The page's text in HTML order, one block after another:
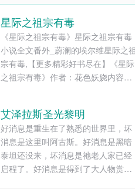
星际之祖宗有毒
《星际之祖宗有毒》星际之祖宗有毒
小说全文番外_蔚澜的埃尔维星际之祖
宗有毒,【更多精彩好书尽在】《星际
之祖宗有毒》作者：花色妖娆内容简
有毒全文阅读拥有诡异记忆和传承功
法的伪萝莉，重生于大星际时代5047
年的废物处理星。所谓废物处理星便
是定期玩自焚的垃圾处理站。不想被
顺道系统格式化，那么……努力逃亡
艾泽拉斯圣光黎明
好消息是重生在了熟悉的世界里，坏
消息是这里叫阿古斯。好消息是黑暗
泰坦还没来，坏消息是祂老人家已经
启程了。好消息是得到了大人物赏